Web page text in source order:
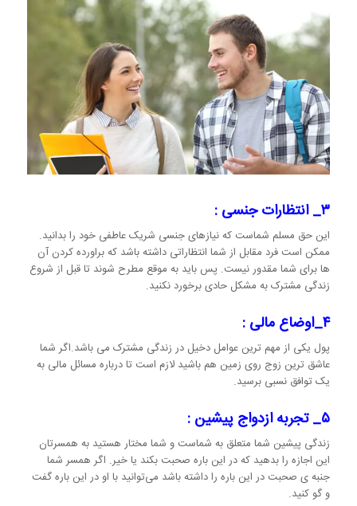
۳_ انتظارات جنسی :
این حق مسلم شماست که نیازهای جنسی شریک عاطفی خود را بدانید.
ممکن است فرد مقابل از شما انتظاراتی داشته باشد که براورده کردن آن
ها برای شما مقدور نیست. پس باید به موقع مطرح شوند تا قبل از شروع
زندگی مشترک به مشکل حادی برخورد نکنید.
۴_اوضاع مالی :
پول یکی از مهم ترین عوامل دخیل در زندگی مشترک می باشد.‌اگر شما
عاشق ترین زوج روی زمین هم باشید لازم است تا درباره مسائل مالی به
یک توافق نسبی برسید.
۵_ تجربه ازدواج پیشین :
زندگی پیشین شما متعلق به شماست و شما مختار هستید به همسرتان
این اجازه را بدهید که در این باره صحبت بکند یا خیر. اگر همسر شما
جنبه ی صحبت در این باره را داشته باشد می‌توانید با او در این باره گفت
و گو کنید.